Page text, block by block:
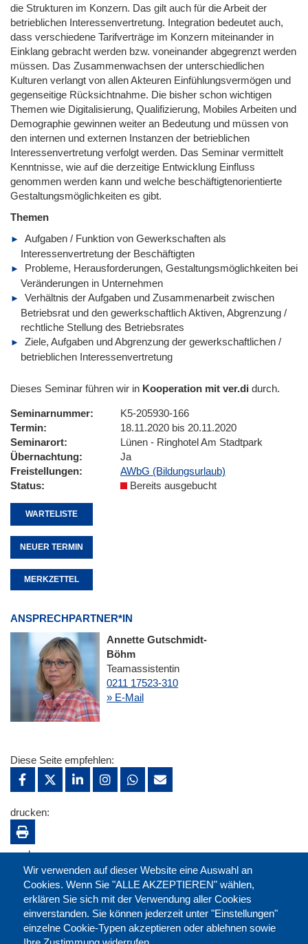
die Strukturen im Konzern. Das gilt auch für die Arbeit der
betrieblichen Interessenvertretung. Integration bedeutet auch,
dass verschiedene Tarifverträge im Konzern miteinander in
Einklang gebracht werden bzw. voneinander abgegrenzt werden
müssen. Das Zusammenwachsen der unterschiedlichen
Kulturen verlangt von allen Akteuren Einfühlungsvermögen und
gegenseitige Rücksichtnahme. Die bisher schon wichtigen
Themen wie Digitalisierung, Qualifizierung, Mobiles Arbeiten und
Demographie gewinnen weiter an Bedeutung und müssen von
den internen und externen Instanzen der betrieblichen
Interessenvertretung verfolgt werden. Das Seminar vermittelt
Kenntnisse, wie auf die derzeitige Entwicklung Einfluss
genommen werden kann und welche beschäftigtenorientierte
Gestaltungsmöglichkeiten es gibt.
Themen
Aufgaben / Funktion von Gewerkschaften als
Interessenvertretung der Beschäftigten
Probleme, Herausforderungen, Gestaltungsmöglichkeiten bei
Veränderungen in Unternehmen
Verhältnis der Aufgaben und Zusammenarbeit zwischen
Betriebsrat und den gewerkschaftlich Aktiven, Abgrenzung /
rechtliche Stellung des Betriebsrates
Ziele, Aufgaben und Abgrenzung der gewerkschaftlichen /
betrieblichen Interessenvertretung
Dieses Seminar führen wir in Kooperation mit ver.di durch.
Seminarnummer
K5-205930-166
Termin
18.11.2020 bis 20.11.2020
Seminarort
Lünen - Ringhotel Am Stadtpark
Übernachtung
Ja
Freistellungen
AWbG (Bildungsurlaub)
Status
Bereits ausgebucht
WARTELISTE
NEUER TERMIN
MERKZETTEL
ANSPRECHPARTNER*IN
Annette Gutschmidt-
Böhm
Teamassistentin
0211 17523-310
» E-Mail
Wir verwenden auf dieser Website eine Auswahl an
Cookies. Wenn Sie "ALLE AKZEPTIEREN" wählen,
erklären Sie sich mit der Verwendung aller Cookies
einverstanden. Sie können jederzeit unter "Einstellungen"
einzelne Cookie-Typen akzeptieren oder ablehnen sowie
Diese Seite empfehlen:
drucken:
merken: